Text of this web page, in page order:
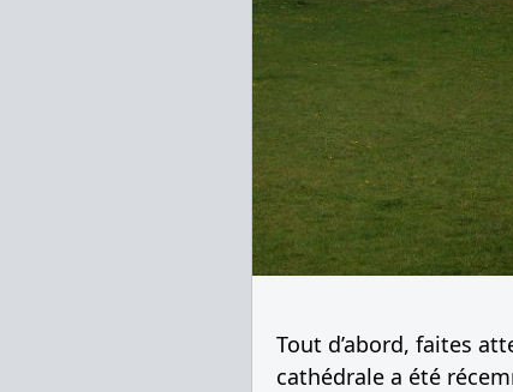
Tout d’abord, faites
cathédrale a été